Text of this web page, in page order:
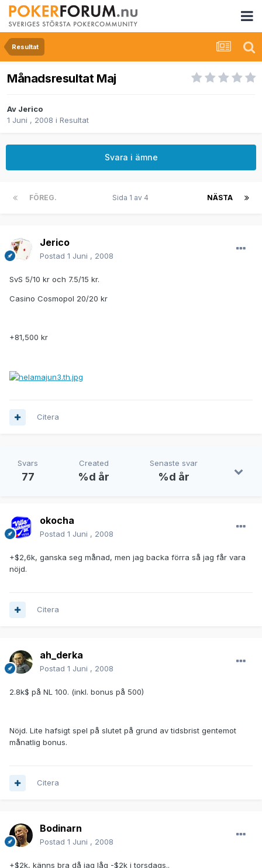
Resultat
Månadsresultat Maj
Av Jerico
1 Juni , 2008 i Resultat
Svara i ämne
FÖREG. NÄSTA
Sida 1 av 4
Jerico
Postad 1 Juni , 2008
SvS 5/10 kr och 7.5/15 kr.
Casino Cosmopol 20/20 kr
+81,500 kr
Citera
Svars
77
Created
%d år
Senaste svar
%d år
okocha
Postad 1 Juni , 2008
+$2,6k, ganska seg månad, men jag backa förra så jag får vara
nöjd.
Citera
ah_derka
Postad 1 Juni , 2008
2.8k$ på NL 100. (inkl. bonus på 500)
Nöjd. Lite hafsigt spel på slutet på grund av tidsbrist gentemot
månatlig bonus.
Citera
Bodinarn
Postad 1 Juni , 2008
+$2k, känns bra då jag låg -$2k i torsdags..